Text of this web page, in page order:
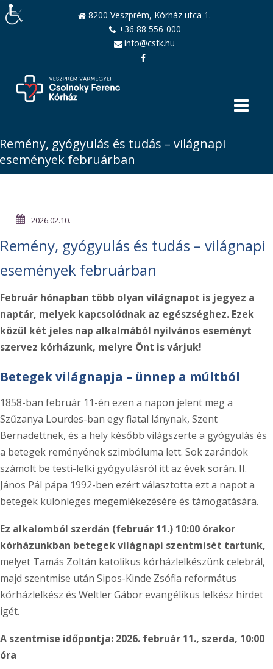
8200 Veszprém, Kórház utca 1.
+36 88 556-000
info@csfk.hu
gyógyulás és tudás – világnapi
februárban
2026.02.10.
Remény, gyógyulás és tudás – világnapi
események februárban
Február hónapban több olyan világnapot is jegyez a
naptár, melyek kapcsolódnak az egészséghez. Ezek
közül két jeles nap alkalmából nyilvános eseményt
szervez kórházunk, melyre Önt is várjuk!
Betegek világnapja – ünnep a múltból
1858-ban február 11-én ezen a napon jelent meg a
Szűzanya Lourdes-ban egy fiatal lánynak, Szent
Bernadettnek, és a hely később világszerte a gyógyulás és
a betegek reményének szimbóluma lett. Sok zarándok
számolt be testi-lelki gyógyulásról itt az évek során. II.
János Pál pápa 1992-ben ezért választotta ezt a napot a
betegek különleges megemlékezésére és támogatására.
Ez alkalomból szerdán (február 11.) 10:00 órakor
kórházunkban betegek világnapi szentmisét tartunk,
melyet Tamás Zoltán katolikus kórházlelkészünk celebrál,
majd szentmise után Sipos-Kinde Zsófia református
kórházlelkész és Weltler Gábor evangélikus lelkész hirdet
igét.
A szentmise időpontja: 2026. február 11., szerda, 10:00
óra